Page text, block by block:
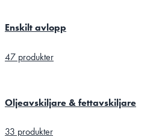
Enskilt avlopp
47 produkter
Oljeavskiljare & fettavskiljare
33 produkter